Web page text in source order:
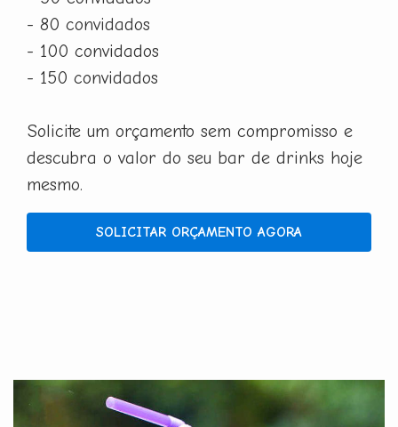
- 80 convidados
- 100 convidados
- 150 convidados
Solicite um orçamento sem compromisso e
descubra o valor do seu bar de drinks hoje
mesmo.
SOLICITAR ORÇAMENTO AGORA